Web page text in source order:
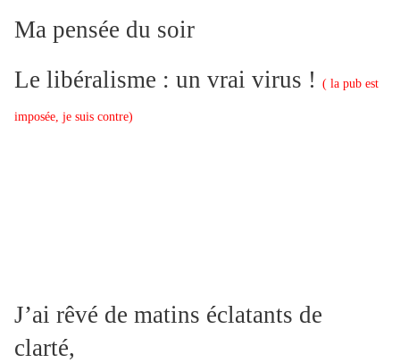
Ma pensée du soir
Le libéralisme : un vrai virus !
( la pub est
imposée, je suis contre)
J’ai rêvé de matins éclatants de
clarté,